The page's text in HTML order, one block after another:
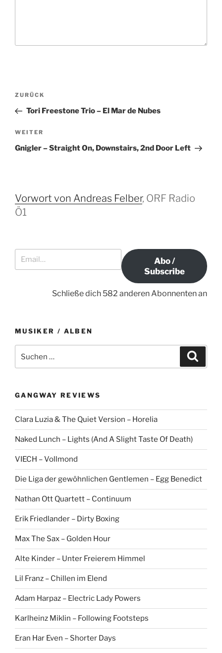
i
t
r
-
N
g
o
V
o
h
e
r
B
t
ZURÜCK
Tori Freestone Trio – El Mar de Nubes
N
ä
t
e
r
i
WEITER
Gnigler – Straight On, Downstairs, 2nd Door Left
Vorwort von Andreas Felber, ORF Radio
Ö1
Email…
Abo /
Subscribe
Schließe dich 582 anderen Abonnenten an
MUSIKER / ALBEN
e
n
a
:
c
GANGWAY REVIEWS
Clara Luzia & The Quiet Version – Horelia
Naked Lunch – Lights (And A Slight Taste Of Death)
VIECH – Vollmond
Die Liga der gewöhnlichen Gentlemen – Egg Benedict
Nathan Ott Quartett – Continuum
Erik Friedlander – Dirty Boxing
Max The Sax – Golden Hour
Alte Kinder – Unter Freierem Himmel
Lil Franz – Chillen im Elend
Adam Harpaz – Electric Lady Powers
Karlheinz Miklin – Following Footsteps
Eran Har Even – Shorter Days